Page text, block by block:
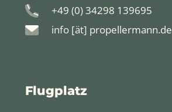
+49 (0) 34298 139695
info [ät] propellermann.de
Flugplatz